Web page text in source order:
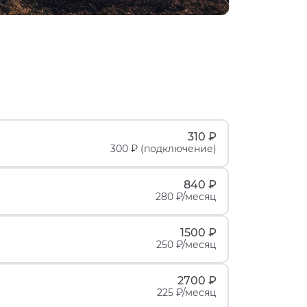
310 ₽
300 ₽ (подключение)
840 ₽
280 ₽/месяц
1500 ₽
250 ₽/месяц
2700 ₽
225 ₽/месяц